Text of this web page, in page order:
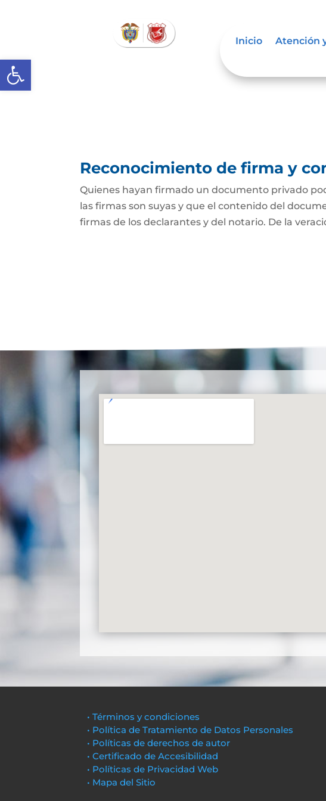
Abrir barra de herramientas
Inicio Atención
Reconocimiento de firma y
Quienes hayan firmado un documento privado
las firmas son suyas y que el contenido del
firmas de los declarantes y del notario. De la
• Términos y condiciones
• Política de Tratamiento de Datos Personales
• Políticas de derechos de autor
• Certificado de Accesibilidad
• Políticas de Privacidad Web
• Mapa del Sitio